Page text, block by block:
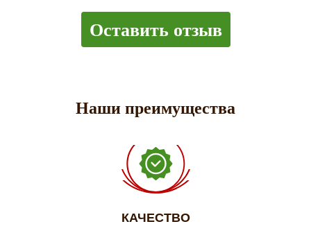
Оставить отзыв
Наши преимущества
КАЧЕСТВО